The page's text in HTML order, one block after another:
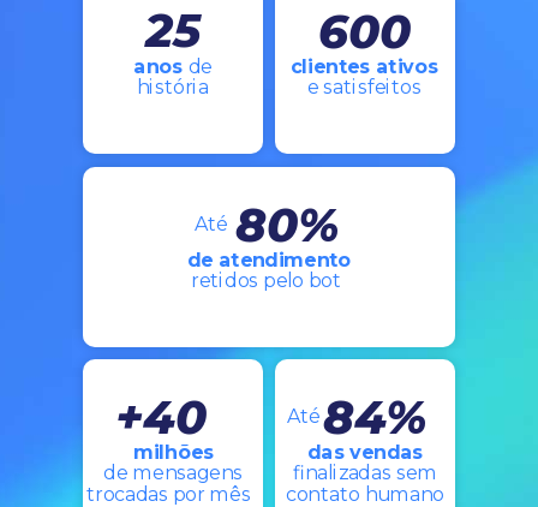
25
anos de
história
84%
das vendas
finalizadas sem
contato humano
Até
80%
de atendimento
retidos pelo bot
Até
600
clientes ativos
e satisfeitos
+40
milhões
de mensagens
trocadas por mês